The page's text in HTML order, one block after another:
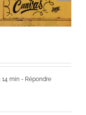
et méditation
14 min - Répondre